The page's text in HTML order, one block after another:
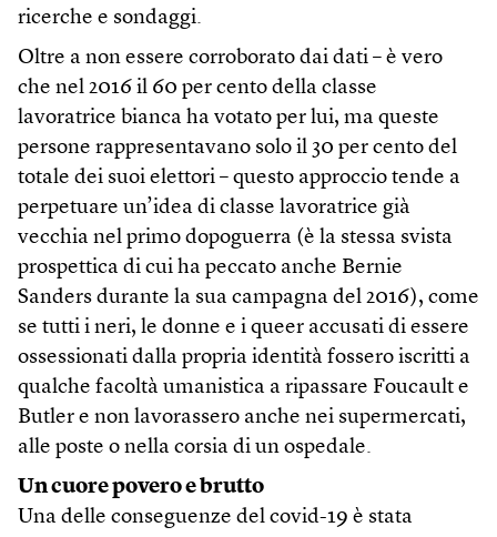
ricerche e sondaggi.
Oltre a non essere corroborato dai dati – è vero
che nel 2016 il 60 per cento della classe
lavoratrice bianca ha votato per lui, ma queste
persone rappresentavano solo il 30 per cento del
totale dei suoi elettori – questo approccio tende a
perpetuare un’idea di classe lavoratrice già
vecchia nel primo dopoguerra (è la stessa svista
prospettica di cui ha peccato anche Bernie
Sanders durante la sua campagna del 2016), come
se tutti i neri, le donne e i queer accusati di essere
ossessionati dalla propria identità fossero iscritti a
qualche facoltà umanistica a ripassare Foucault e
Butler e non lavorassero anche nei supermercati,
alle poste o nella corsia di un ospedale.
Un cuore povero e brutto
Una delle conseguenze del covid-19 è stata